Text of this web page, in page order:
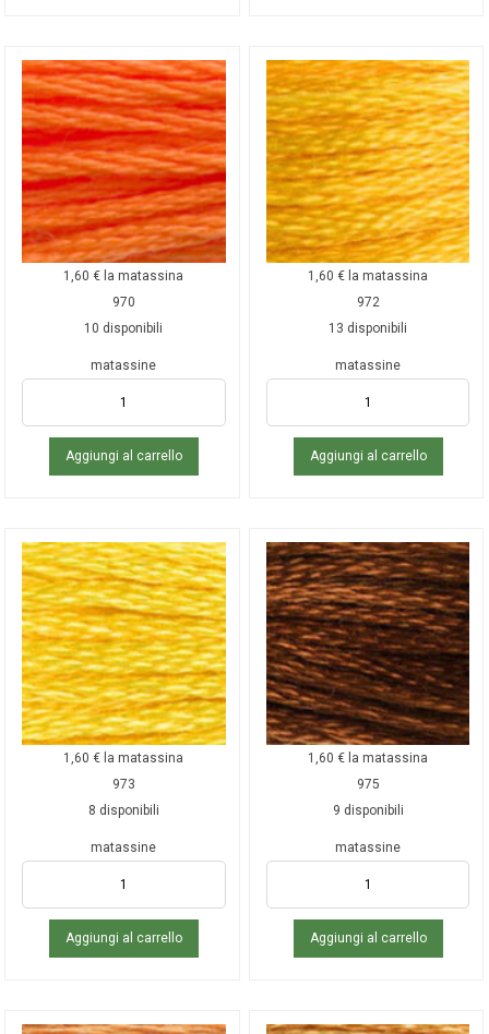
1,60€ la matassina
970
10 disponibili
matassine
Aggiungi al carrello
1,60€ la matassina
972
13 disponibili
matassine
Aggiungi al carrello
1,60€ la matassina
973
8 disponibili
matassine
Aggiungi al carrello
1,60€ la matassina
975
9 disponibili
matassine
Aggiungi al carrello